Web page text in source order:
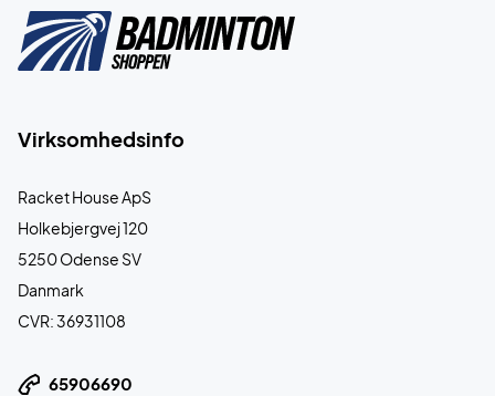
Virksomhedsinfo
Racket House ApS
Holkebjergvej 120
5250 Odense SV
Danmark
CVR: 36931108
65906690